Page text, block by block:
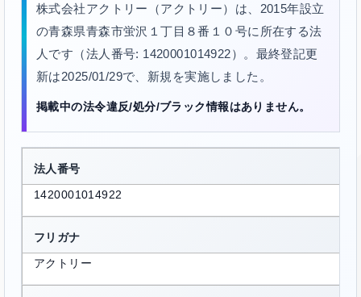
株式会社アクトリー（アクトリー）は、2015年設立
の青森県青森市蛍沢１丁目８番１０号に所在する法
人です（法人番号: 1420001014922）。最終登記更
新は2025/01/29で、新規を実施しました。
掲載中の法令違反/処分/ブラック情報はありません。
法人番号
1420001014922
フリガナ
アクトリー